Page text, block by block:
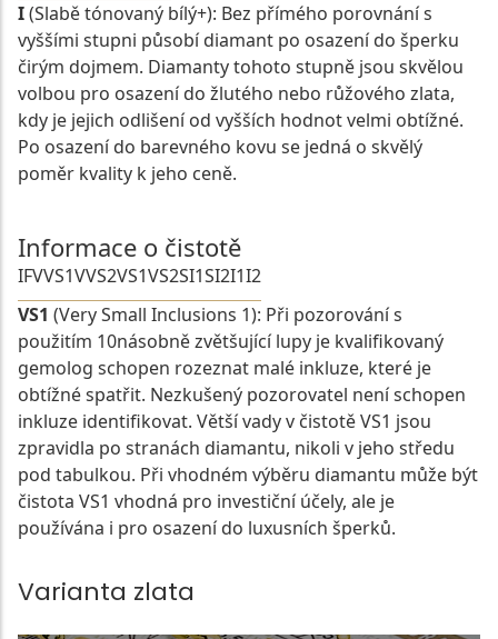
I(Slabě tónovaný bílý+): Bez přímého porovnání s
vyššími stupni působí diamant po osazení do šperku
čirým dojmem. Diamanty tohoto stupně jsou skvělou
volbou pro osazení do žlutého nebo růžového zlata,
kdy je jejich odlišení od vyšších hodnot velmi obtížné.
Po osazení do barevného kovu se jedná o skvělý
poměr kvality k jeho ceně.
Informace o čistotě
IFVVS1VVS2VS1VS2SI1SI2I1I2
VS1 (Very Small Inclusions 1): Při pozorování s
použitím 10násobně zvětšující lupy je kvalifikovaný
gemolog schopen rozeznat malé inkluze, které je
obtížné spatřit. Nezkušený pozorovatel není schopen
inkluze identifikovat. Větší vady v čistotě VS1 jsou
zpravidla po stranách diamantu, nikoli v jeho středu
pod tabulkou. Při vhodném výběru diamantu může být
čistota VS1 vhodná pro investiční účely, ale je
používána i pro osazení do luxusních šperků.
Varianta zlata